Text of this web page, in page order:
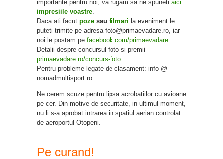
importante pentru noi, va rugam sa ne spuneti aici
impresiile voastre
Daca ati facut poze sau filmari la eveniment le
puteti trimite pe adresa foto@primaevadare.ro, iar
noi le postam pe facebook.com/primaevadare
Detalii despre concursul foto si premii –
primaevadare.ro/concurs-foto
Pentru probleme legate de clasament: info @
nomadmultisport.ro
Ne cerem scuze pentru lipsa acrobatiilor cu avioane
pe cer. Din motive de securitate, in ultimul moment,
nu li s-a aprobat intrarea in spatiul aerian controlat
de aeroportul Otopeni.
Pe curand!